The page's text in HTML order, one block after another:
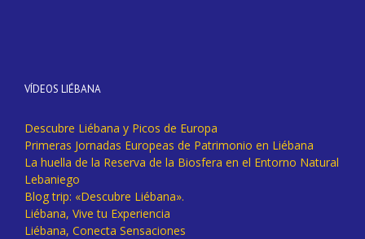
VÍDEOS LIÉBANA
Descubre Liébana y Picos de Europa
Primeras Jornadas Europeas de Patrimonio en Liébana
La huella de la Reserva de la Biosfera en el Entorno Natural
Lebaniego
Blog trip: «Descubre Liébana».
Liébana, Vive tu Experiencia
Liébana, Conecta Sensaciones